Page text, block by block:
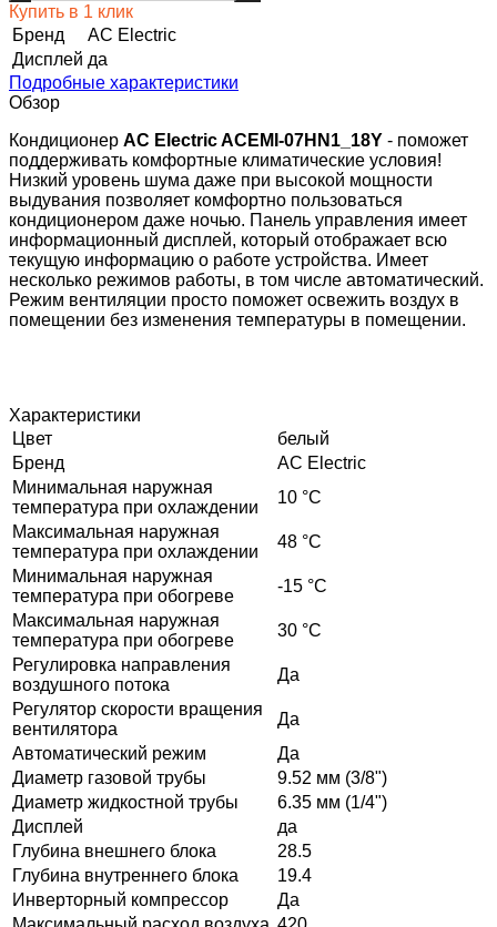
Купить в 1 клик
Бренд
AC Electric
Дисплей да
Подробные характеристики
Обзор
Кондиционер AC Electric ACEMI-07HN1_18Y - поможет
поддерживать комфортные климатические условия!
Низкий уровень шума даже при высокой мощности
выдувания позволяет комфортно пользоваться
кондиционером даже ночью. Панель управления имеет
информационный дисплей, который отображает всю
текущую информацию о работе устройства. Имеет
несколько режимов работы, в том числе автоматический.
Режим вентиляции просто поможет освежить воздух в
помещении без изменения температуры в помещении.
Характеристики
Цвет
белый
Бренд
AC Electric
Минимальная наружная
температура при охлаждении
10 °С
Максимальная наружная
температура при охлаждении
48 °С
Минимальная наружная
температура при обогреве
-15 °С
Максимальная наружная
температура при обогреве
30 °С
Регулировка направления
воздушного потока
Да
Регулятор скорости вращения
вентилятора
Да
Автоматический режим
Да
Диаметр газовой трубы
9.52 мм (3/8")
Диаметр жидкостной трубы
6.35 мм (1/4")
Дисплей
да
Глубина внешнего блока
28.5
Глубина внутреннего блока
19.4
Инверторный компрессор
Да